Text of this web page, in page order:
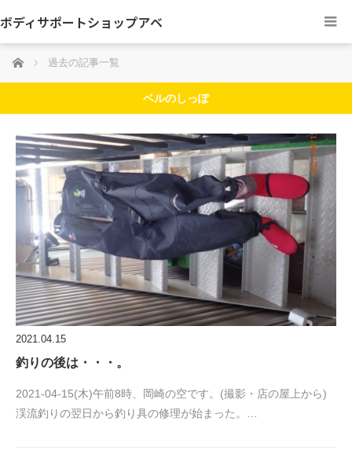
ボディサポートショップアベ
ホーム 過去の記事一覧
ベルのしっぽ
2021.04.15
釣りの後は・・・。
2021-04-15(木)午前8時、岡崎の空です。(撮影・店の屋上から)
渓流釣りの翌日から釣り具の修理が始まった。…